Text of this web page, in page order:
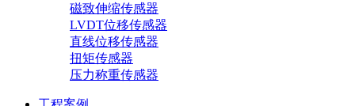
磁致伸缩传感器
LVDT位移传感器
直线位移传感器
扭矩传感器
压力称重传感器